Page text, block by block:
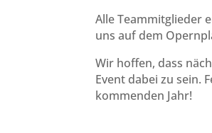
Alle Teammitglieder
uns auf dem
Wir hoffen, dass
Event dabei zu sein.
kommenden Jahr!